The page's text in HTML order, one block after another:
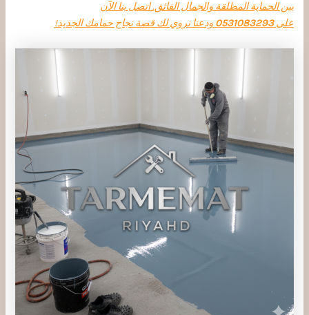
بين الحماية المطلقة والجمال الفائق. اتصل بنا الآن
على0531083293 ودعنا نروي لك قصة نجاح حمامك الجديد!